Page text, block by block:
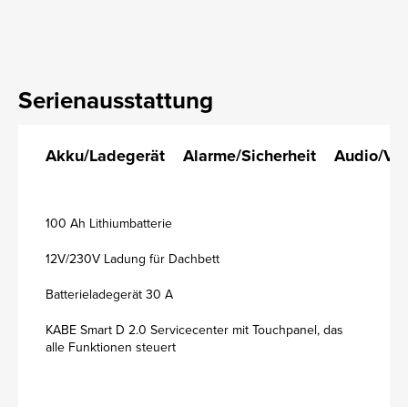
Serienausstattung
Akku/Ladegerät Alarme/Sicherheit Audio/
100 Ah Lithiumbatterie
12V/230V Ladung für Dachbett
Batterieladegerät 30 A
KABE Smart D 2.0 Servicecenter mit Touchpanel, das
alle Funktionen steuert